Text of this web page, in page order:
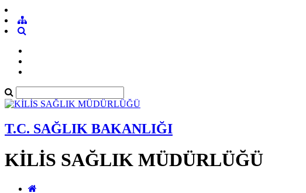
T.C. SAĞLIK BAKANLIĞI
KİLİS SAĞLIK MÜDÜRLÜĞÜ